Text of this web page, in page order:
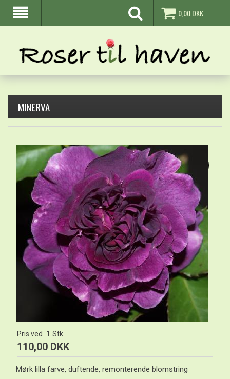
0,00DKK
MINERVA
Pris ved 1 Stk
110,00 DKK
Mørk lilla farve, duftende, remonterende blomstring